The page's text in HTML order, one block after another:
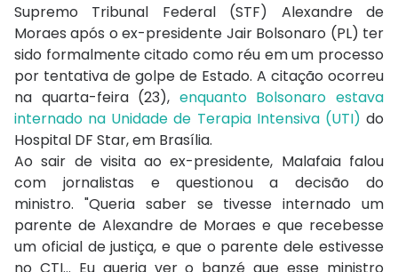
Supremo Tribunal Federal (STF) Alexandre de
Moraes após o ex-presidente Jair Bolsonaro (PL) ter
sido formalmente citado como réu em um processo
por tentativa de golpe de Estado. A citação ocorreu
na quarta-feira (23), enquanto Bolsonaro estava
internado na Unidade de Terapia Intensiva (UTI) do
Hospital DF Star, em Brasília.
Ao sair de visita ao ex-presidente, Malafaia falou
com jornalistas e questionou a decisão do
ministro. "Queria saber se tivesse internado um
parente de Alexandre de Moraes e que recebesse
um oficial de justiça, e que o parente dele estivesse